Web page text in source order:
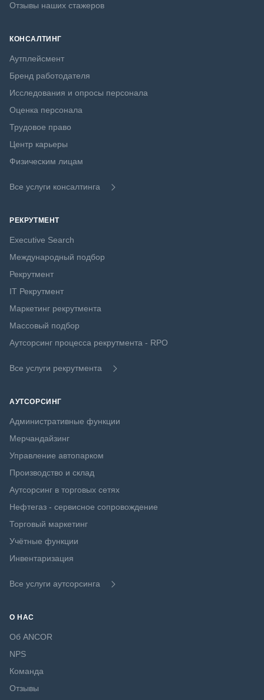
Отзывы наших стажеров
КОНСАЛТИНГ
Аутплейсмент
Бренд работодателя
Исследования и опросы персонала
Оценка персонала
Трудовое право
Центр карьеры
Физическим лицам
Все услуги консалтинга
РЕКРУТМЕНТ
Executive Search
Международный подбор
Рекрутмент
IT Рекрутмент
Маркетинг рекрутмента
Массовый подбор
Аутсорсинг процесса рекрутмента - RPO
Все услуги рекрутмента
АУТСОРСИНГ
Административные функции
Мерчандайзинг
Управление автопарком
Производство и склад
Аутсорсинг в торговых сетях
Нефтегаз - сервисное сопровождение
Торговый маркетинг
Учётные функции
Инвентаризация
Все услуги аутсорсинга
О НАС
Об ANCOR
NPS
Команда
Отзывы